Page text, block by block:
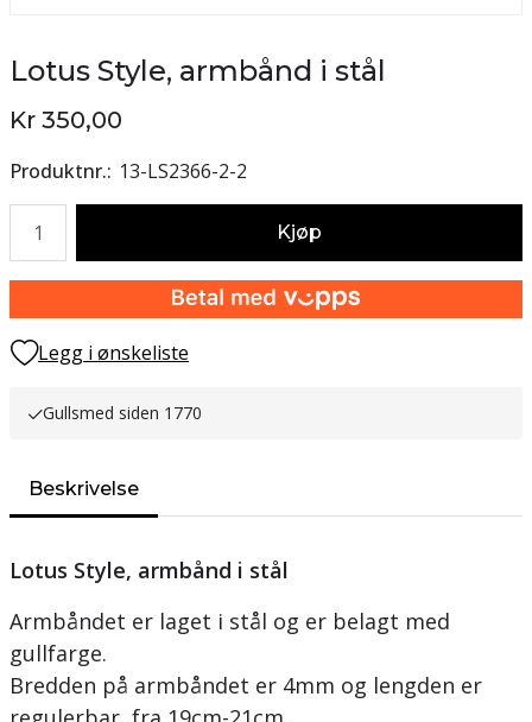
Lotus Style, armbånd i stål
Kr 350,00
Produktnr. 13-LS2366-2-2
Kjøp
Legg i ønskeliste
Gullsmed siden 1770
Beskrivelse
Lotus Style, armbånd i stål
Armbåndet er laget i stål og er belagt med
gullfarge.
Bredden på armbåndet er 4mm og lengden er